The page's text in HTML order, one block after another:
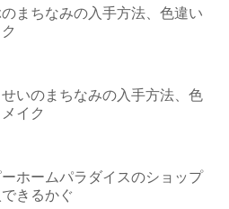
まちなみの入手方法、色違い
いのまちなみの入手方法、色
イク
ホームパラダイスのショップ
きるかぐ